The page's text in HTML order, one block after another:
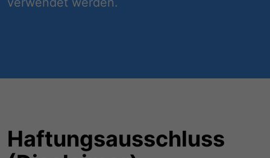
Haftungsausschluss